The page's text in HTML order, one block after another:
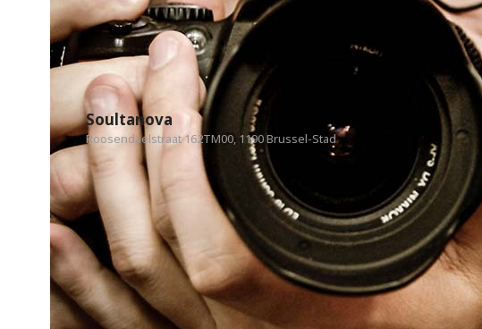
Soultanova
Roosendaelstraat 162TM00, 1190 Brussel-Stad